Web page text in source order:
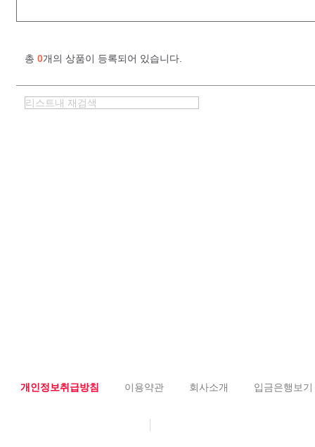
총 0개의 상품이 등록되어 있습니다.
개인정보취급방침 이용약관 회사소개 입금은행보기